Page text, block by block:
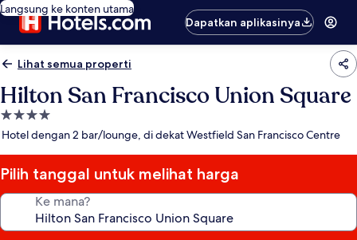
Langsung ke konten utama
Dapatkan aplikasinya
Lihat semua properti
Hilton San Francisco Union Square
Properti
bintang
Hotel dengan 2 bar/lounge, di dekat Westfield San Francisco Centre
Pilih tanggal untuk melihat harga
Ke mana?